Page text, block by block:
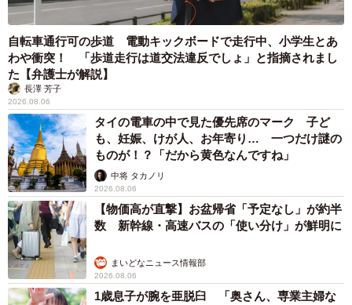
自転車通行可の歩道 電動キックボードで走行中、小学生とあ
わや衝突！ 「歩道走行は道交法違反でしょ」と指摘されまし
た【弁護士が解説】
長澤 芳子
2026.08.06
タイの電車の中で見た優先席のマーク 子ど
も、妊娠、けが人、お年寄り… 一つだけ謎の
ものが！？「だから黄色なんですね」
中将 タカノリ
2026.08.06
【物価高が直撃】お盆帰省「予定なし」が約半
数 新幹線・高速バスの「使い分け」が鮮明に
まいどなニュース情報部
2026.08.06
1歳息子が腕を亜脱臼 「奥さん、専業主婦な